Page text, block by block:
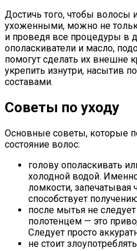
Достичь того, чтобы волосы
ухоженными, можно не
и проведя все процедуры в
ополаскиватели и масло,
помогут сделать их внешне
укрепить изнутри, насытив
составами.
Советы по уходу
Основные советы, которые
состояние волос:
голову ополаскивать
холодной водой.
ломкости,
способствует
после мытья не
полотенцем — это
Следует просто
не стоит